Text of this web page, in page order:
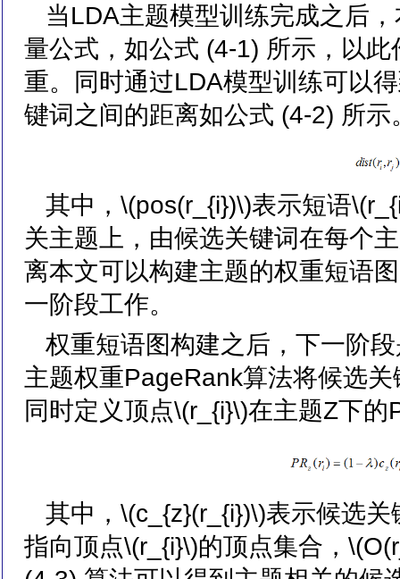
当LDA主题模型训练完成之后
量公式，如公式 (4-1) 所示，以
重。同时通过LDA模型训练可以
键词之间的距离如公式 (4-2) 所示
其中，\(pos(r_{i})\)表示短语
关主题上，由候选关键词在每个
离本文可以构建主题的权重短语
一阶段工作。
权重短语图构建之后，下一阶
主题权重PageRank算法将候选
同时定义顶点\(r_{i}\)在主题Z下
其中，\(c_{z}(r_{i})\)表示候选
指向顶点\(r_{i}\)的顶点集合，